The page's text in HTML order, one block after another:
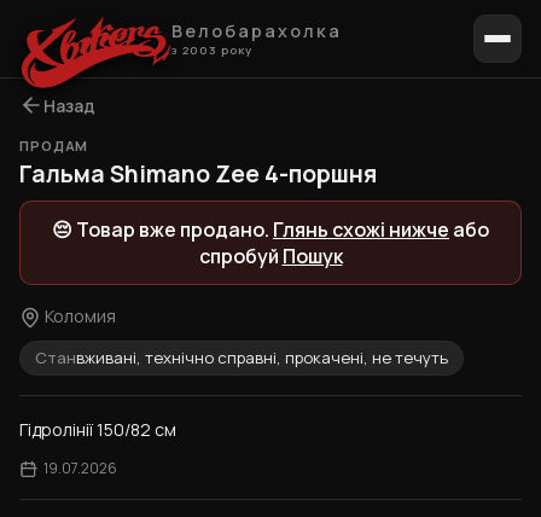
Велобарахолка
з 2003 року
Назад
ПРОДАМ
Гальма Shimano Zee 4-поршня
😔 Товар вже продано. Глянь схожі нижче або
спробуй Пошук
Коломия
Станвживані, технічно справні, прокачені, не течуть
Гідролінії 150/82 см
19.07.2026